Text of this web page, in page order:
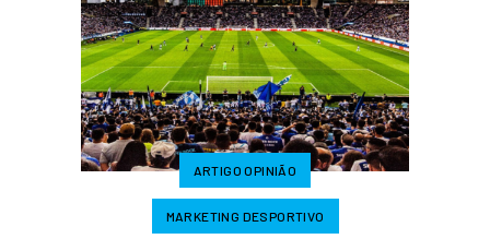
ARTIGO OPINIÃO
MARKETING DESPORTIVO